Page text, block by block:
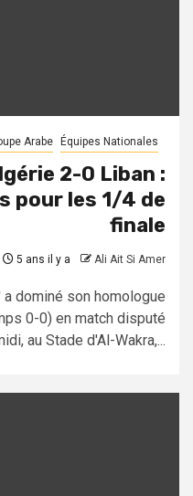
Arabe Équipes Nationales
2-0 Liban :
pour les 1/4 de
finale
5 ans il y a Ali Ait Si Amer
dominé son homologue
0-0) en match disputé
au Stade d'Al-Wakra,...